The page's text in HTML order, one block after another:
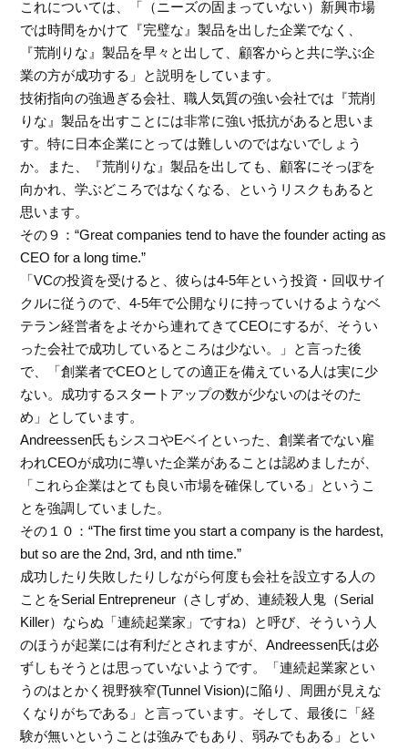
これについては、「（ニーズの固まっていない）新興市場
では時間をかけて『完璧な』製品を出した企業でなく、
『荒削りな』製品を早々と出して、顧客からと共に学ぶ企
業の方が成功する」と説明をしています。
技術指向の強過ぎる会社、職人気質の強い会社では『荒削
りな』製品を出すことには非常に強い抵抗があると思いま
す。特に日本企業にとっては難しいのではないでしょう
か。また、『荒削りな』製品を出しても、顧客にそっぽを
向かれ、学ぶどころではなくなる、というリスクもあると
思います。
その９：“Great companies tend to have the founder acting as
CEO for a long time.”
「VCの投資を受けると、彼らは4-5年という投資・回収サイ
クルに従うので、4-5年で公開なりに持っていけるようなベ
テラン経営者をよそから連れてきてCEOにするが、そうい
った会社で成功しているところは少ない。」と言った後
で、「創業者でCEOとしての適正を備えている人は実に少
ない。成功するスタートアップの数が少ないのはそのた
め」としています。
Andreessen氏もシスコやEベイといった、創業者でない雇
われCEOが成功に導いた企業があることは認めましたが、
「これら企業はとても良い市場を確保している」というこ
とを強調していました。
その１０：“The first time you start a company is the hardest,
but so are the 2nd, 3rd, and nth time.”
成功したり失敗したりしながら何度も会社を設立する人の
ことをSerial Entrepreneur（さしずめ、連続殺人鬼（Serial
Killer）ならぬ「連続起業家」ですね）と呼び、そういう人
のほうが起業には有利だとされますが、Andreessen氏は必
ずしもそうとは思っていないようです。「連続起業家とい
うのはとかく視野狭窄(Tunnel Vision)に陥り、周囲が見えな
くなりがちである」と言っています。そして、最後に「経
験が無いということは強みでもあり、弱みでもある」とい